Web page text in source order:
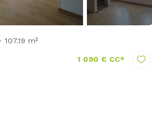
107.19 m²
1 090 € CC*